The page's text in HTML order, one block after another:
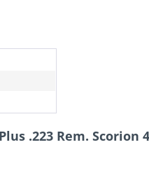
.223 Rem. Scorion